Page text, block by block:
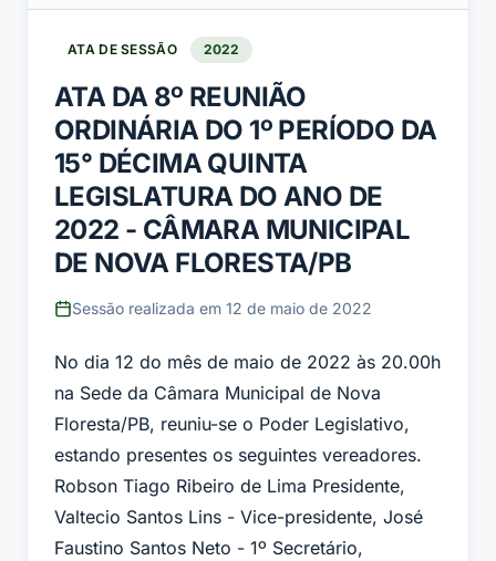
ATA DE SESSÃO 2022
ATA DA 8º REUNIÃO
ORDINÁRIA DO 1º PERÍODO DA
15° DÉCIMA QUINTA
LEGISLATURA DO ANO DE
2022 - CÂMARA MUNICIPAL
DE NOVA FLORESTA/PB
Sessão realizada em 12 de maio de 2022
No dia 12 do mês de maio de 2022 às 20.00h
na Sede da Câmara Municipal de Nova
Floresta/PB, reuniu-se o Poder Legislativo,
estando presentes os seguintes vereadores.
Robson Tiago Ribeiro de Lima Presidente,
Valtecio Santos Lins - Vice-presidente, José
Faustino Santos Neto - 1º Secretário,